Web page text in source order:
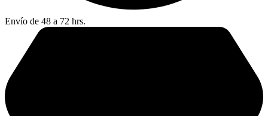
Envío de 48 a 72 hrs.